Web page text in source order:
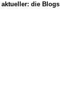
aktueller: die Blogs